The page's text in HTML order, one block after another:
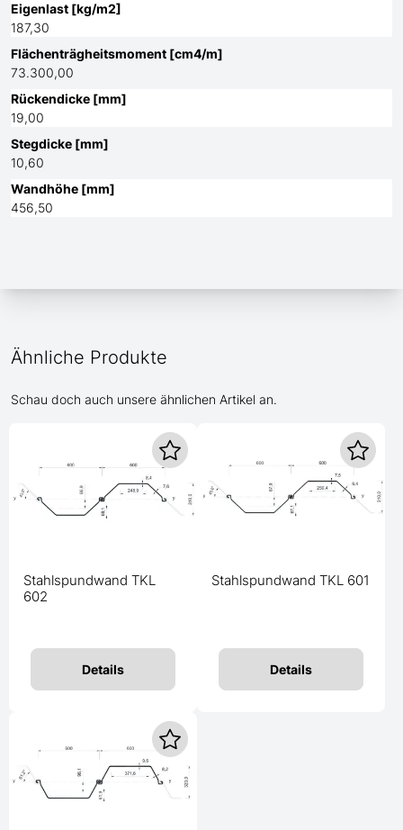
Eigenlast [kg/m2]
187,30
Flächenträgheitsmoment [cm4/m]
73.300,00
Rückendicke [mm]
19,00
Stegdicke [mm]
10,60
Wandhöhe [mm]
456,50
Ähnliche Produkte
Schau doch auch unsere ähnlichen Artikel an.
Stahlspundwand TKL
602
Details
Stahlspundwand TKL 601
Details